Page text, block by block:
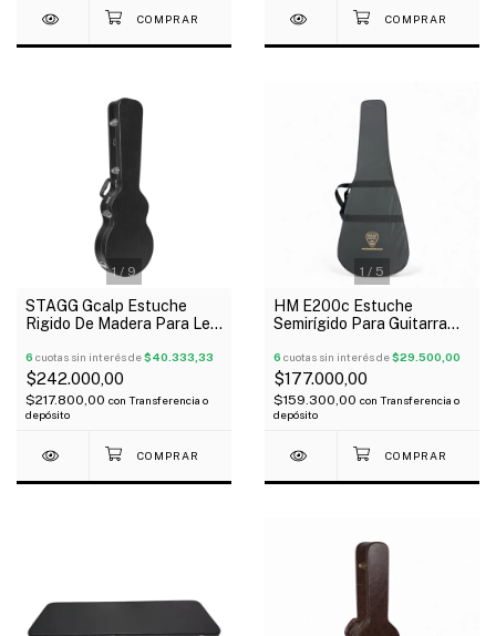
1/ 9
STAGG Gcalp Estuche
Rigido De Madera Para Les
6 cuotas sin interés de$40.333,33
$242.000,00
$217.800,00 con Transferencia o
depósito
1 / 5
HM E200c Estuche
Semirígido Para Guitarra
6 cuotas sin interés de$29.500,00
$177.000,00
$159.300,00 con Transferencia o
depósito